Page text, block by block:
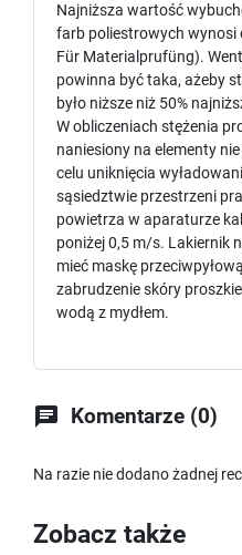
Najniższa wartość
farb poliestrowych
Für Materialprufüng).
powinna być taka, ażeby
było niższe niż 50%
W obliczeniach stężenia
naniesiony na elementy
celu uniknięcia
sąsiedztwie przestrzeni
powietrza w aparaturze
poniżej 0,5 m/s. Lakiernik
mieć maskę
zabrudzenie skóry
wodą z mydłem.
 Komentarze (0)
Na razie nie dodano żadnej
Zobacz także